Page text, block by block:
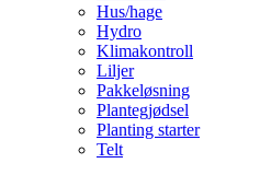
Hus/hage
Hydro
Klimakontroll
Liljer
Pakkeløsning
Plantegjødsel
Planting starter
Telt